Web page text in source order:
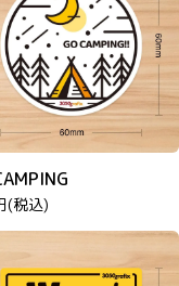
(税込)